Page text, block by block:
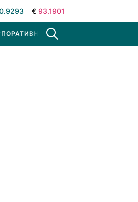
€ 93.1901
НОВОСТИ